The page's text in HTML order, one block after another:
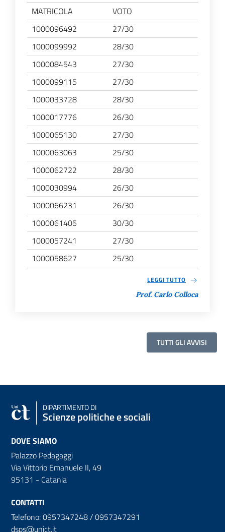
MATRICOLA
VOTO
1000096492
27/30
1000099992
28/30
1000084543
27/30
1000099115
27/30
1000033728
28/30
1000017776
26/30
1000065130
27/30
1000063063
25/30
1000062722
28/30
1000030994
26/30
1000066231
26/30
1000061405
30/30
1000057241
27/30
1000058627
25/30
LEGGI TUTTO
Prof. Carlo Colloca
TUTTI GLI AVVISI
DIPARTIMENTO DI
Scienze politiche e sociali
DOVE SIAMO
Palazzo Pedagaggi
Via Vittorio Emanuele II, 49
95131 - Catania
CONTATTI
Telefono: 0957347248 / 0957347291
dsps@unict.it